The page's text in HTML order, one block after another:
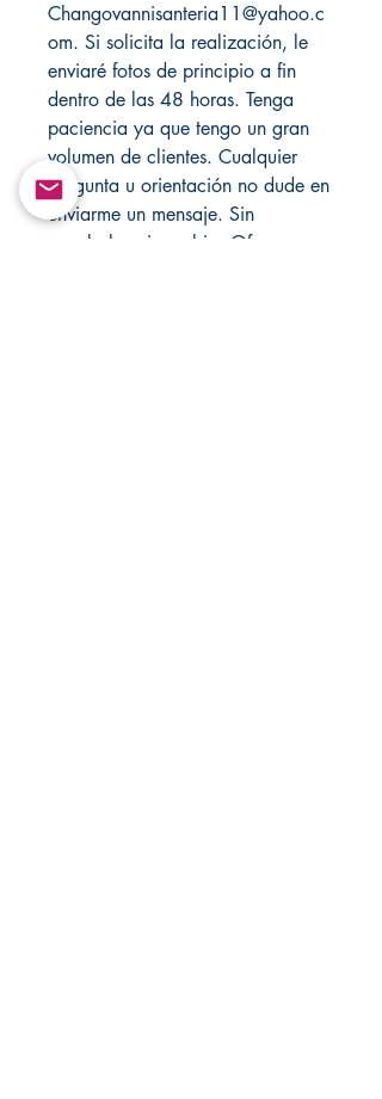
Changovannisanteria11@yahoo.c
om. Si solicita la realización, le
enviaré fotos de principio a fin
dentro de las 48 horas. Tenga
paciencia ya que tengo un gran
volumen de clientes. Cualquier
pregunta u orientación no dude en
enviarme un mensaje. Sin
reembolso ni cambio. Ofrezco